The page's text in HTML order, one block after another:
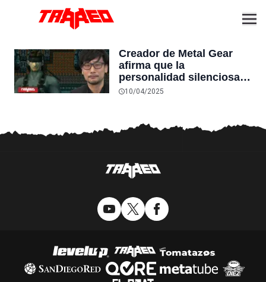
Creador de Metal Gear
afirma que la
personalidad silenciosa y
dura de Snake fue por las
10/04/2025